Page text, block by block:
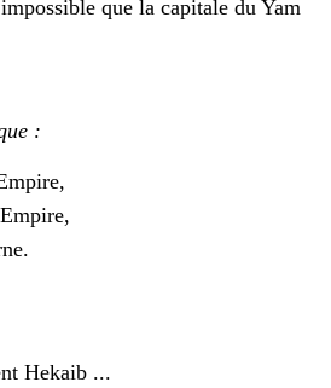
que la capitale du Yam
:
Hekaib ...